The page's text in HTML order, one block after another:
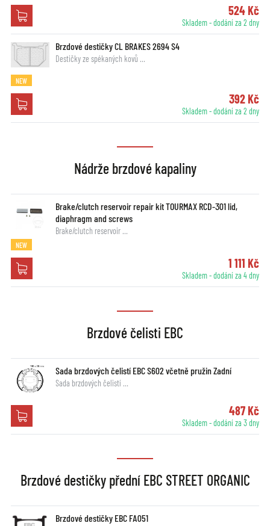
524 Kč
Skladem - dodání za 2 dny
Brzdové destičky CL BRAKES 2694 S4
Destičky ze spékaných kovů …
NEW
392 Kč
Skladem - dodání za 2 dny
Nádrže brzdové kapaliny
Brake/clutch reservoir repair kit TOURMAX RCD-301 lid,
diaphragm and screws
Brake/clutch reservoir …
NEW
1 111 Kč
Skladem - dodání za 4 dny
Brzdové čelisti EBC
Sada brzdových čelistí EBC S602 včetně pružin Zadní
Sada brzdových čelistí …
487 Kč
Skladem - dodání za 3 dny
Brzdové destičky přední EBC STREET ORGANIC
Brzdové destičky EBC FA051